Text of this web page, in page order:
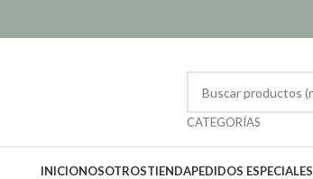
CATEGORÍAS
INICIONOSOTROSTIENDAPEDIDOS ESPECIALES